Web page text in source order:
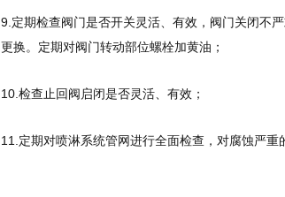
9.定期检查阀门是否开关灵活、有效，阀门关闭不
更换。定期对阀门转动部位螺栓加黄油；
10.检查止回阀启闭是否灵活、有效；
11.定期对喷淋系统管网进行全面检查，对腐蚀严